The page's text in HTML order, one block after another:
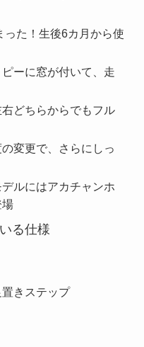
った！生後6カ月から使
ーに窓が付いて、走
どちらからでもフル
変更で、さらにしっ
ルにはアカチャンホ
場
る仕様
きステップ